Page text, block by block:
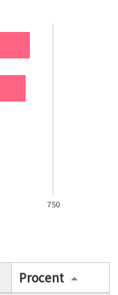
750
Procent